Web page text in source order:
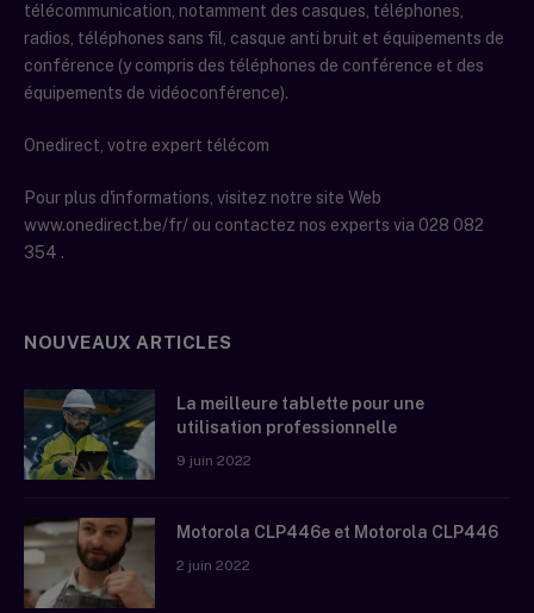
télécommunication, notamment des casques, téléphones,
radios, téléphones sans fil, casque anti bruit et équipements de
conférence (y compris des téléphones de conférence et des
équipements de vidéoconférence).
Onedirect, votre expert télécom
Pour plus d'informations, visitez notre site Web
www.onedirect.be/fr/ ou contactez nos experts via 028 082
354 .
NOUVEAUX ARTICLES
La meilleure tablette pour une
utilisation professionnelle
9 juin 2022
Motorola CLP446e et Motorola CLP446
2 juin 2022